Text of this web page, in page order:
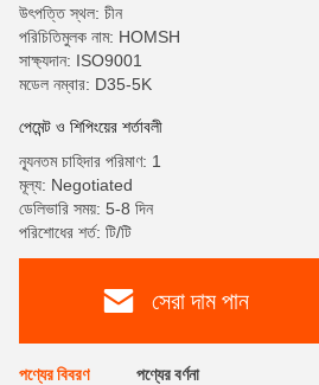
উৎপত্তি স্থল: চীন
পরিচিতিমুলক নাম: HOMSH
সাক্ষ্যদান: ISO9001
মডেল নম্বার: D35-5K
পেমেন্ট ও শিপিংয়ের শর্তাবলী
ন্যূনতম চাহিদার পরিমাণ: 1
মূল্য: Negotiated
ডেলিভারি সময়: 5-8 দিন
পরিশোধের শর্ত: টি/টি
সেরা দাম পান
পণ্যের বিবরণ পণ্যের বর্ণনা